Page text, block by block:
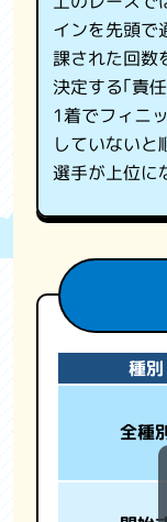
インを先頭で
課された回数
決定する｢責
1着でフィニ
していないと
選手が上位に
種別
全種